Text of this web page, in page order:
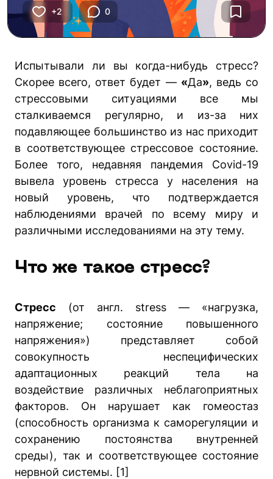
+2 0
Испытывали ли вы когда-нибудь стресс?
Скорее всего, ответ будет — «Да», ведь со
стрессовыми ситуациями все мы
сталкиваемся регулярно, и из-за них
подавляющее большинство из нас приходит
в соответствующее стрессовое состояние.
Более того, недавняя пандемия Covid-19
вывела уровень стресса у населения на
новый уровень, что подтверждается
наблюдениями врачей по всему миру и
различными исследованиями на эту тему.
Что же такое стресс?
Стресс (от англ. stress — «нагрузка,
напряжение; состояние повышенного
напряжения») представляет собой
совокупность неспецифических
адаптационных реакций тела на
воздействие различных неблагоприятных
факторов. Он нарушает как гомеостаз
(способность организма к саморегуляции и
сохранению постоянства внутренней
среды), так и соответствующее состояние
нервной системы. [1]